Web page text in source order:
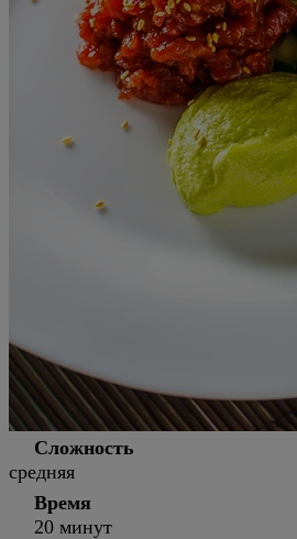
Сложность
средняя
Время
20 минут